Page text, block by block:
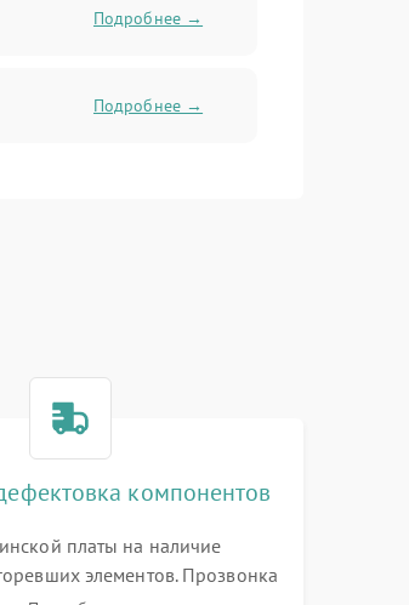
Подробнее →
Подробнее →
компонентов
платы на наличие
элементов. Прозвонка